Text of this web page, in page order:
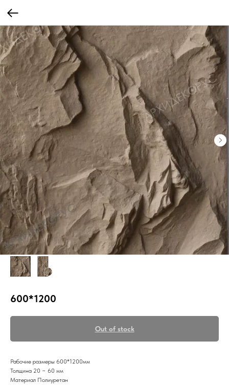
600*1200
Out of stock
Рабочие размеры 600*1200мм
Толщина 20 ~ 60 мм
Материал Полиуретан